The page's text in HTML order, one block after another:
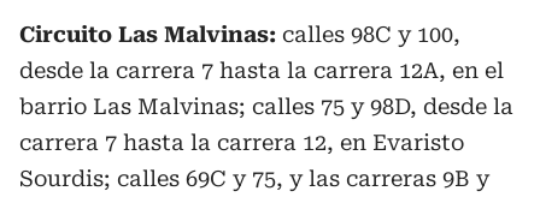
Circuito Las Malvinas: calles 98C y 100,
desde la carrera 7 hasta la carrera 12A, en el
barrio Las Malvinas; calles 75 y 98D, desde la
carrera 7 hasta la carrera 12, en Evaristo
Sourdis; calles 69C y 75, y las carreras 9B y